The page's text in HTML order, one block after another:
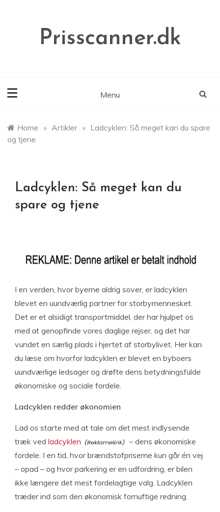
Prisscanner.dk
Menu
Home » Artikler » Ladcyklen: Så meget kan du spare
og tjene
Ladcyklen: Så meget kan du
spare og tjene
I en verden, hvor byerne aldrig sover, er ladcyklen
blevet en uundværlig partner for storbymennesket.
Det er et alsidigt transportmiddel, der har hjulpet os
med at genopfinde vores daglige rejser, og det har
vundet en særlig plads i hjertet af storbylivet. Her kan
du læse om hvorfor ladcyklen er blevet en byboers
uundværlige ledsager og drøfte dens betydningsfulde
økonomiske og sociale fordele.
Ladcyklen redder økonomien
Lad os starte med at tale om det mest indlysende
træk ved ladcyklen
– dens økonomiske
fordele. I en tid, hvor brændstofpriserne kun går én vej
– opad – og hvor parkering er en udfordring, er bilen
ikke længere det mest fordelagtige valg. Ladcyklen
træder ind som den økonomisk fornuftige redning.